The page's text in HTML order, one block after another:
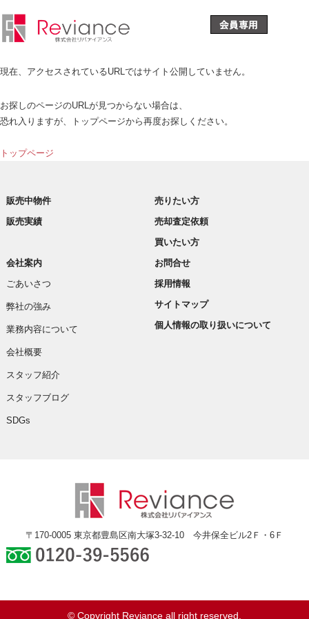
現在、アクセスされているURLではサイト公開していません。
お探しのページのURLが見つからない場合は、
恐れ入りますが、トップページから再度お探しください。
トップページ
販売中物件
販売実績
売りたい方
売却査定依頼
買いたい方
会社案内
ごあいさつ
弊社の強み
業務内容について
会社概要
スタッフ紹介
スタッフブログ
SDGs
お問合せ
採用情報
サイトマップ
個人情報の取り扱いについて
〒170-0005 東京都豊島区南大塚3-32-10 今井保全ビル2Ｆ・6Ｆ
© Copyright Reviance all right reserved.